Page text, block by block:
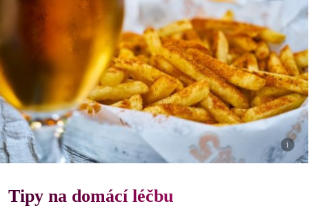
i
Tipy na domácí léčbu